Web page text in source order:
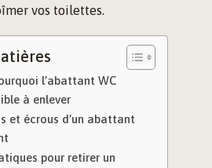
vos toilettes.
l’abattant WC
à enlever
et écrous d’un abattant
pour retirer un